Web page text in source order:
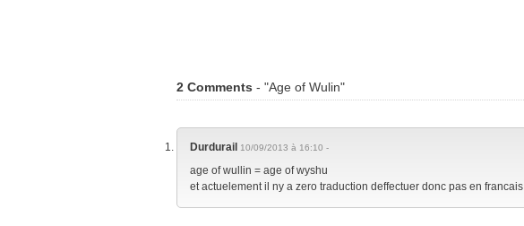
2 Comments - "Age of Wulin"
Durdurail 10/09/2013 à 16:10 -
age of wullin = age of wyshu
et actuelement il ny a zero traduction deffectuer donc pas en francais